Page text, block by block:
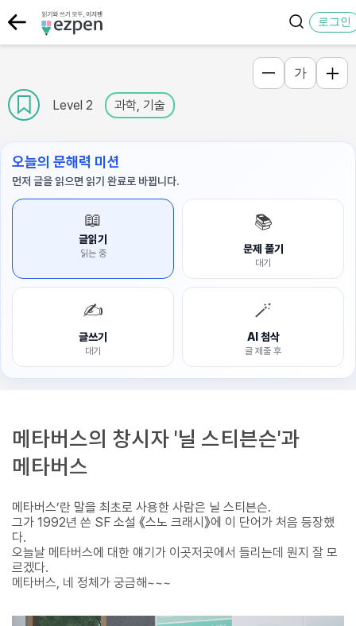
로그인
Level 2 과학, 기술
가
오늘의 문해력 미션
먼저 글을 읽으면 읽기 완료로 바뀝니다.
📖
글읽기
읽는 중
📚
문제 풀기
대기
✍️
글쓰기
대기
🪄
AI 첨삭
글 제출 후
메타버스의 창시자 '닐 스티븐슨'과
메타버스
메타버스’란 말을 최초로 사용한 사람은 닐 스티븐슨.
그가 1992년 쓴 SF 소설 《스노 크래시》에 이 단어가 처음 등장했
다.
오늘날 메타버스에 대한 얘기가 이곳저곳에서 들리는데 뭔지 잘 모
르겠다.
메타버스, 네 정체가 궁금해~~~